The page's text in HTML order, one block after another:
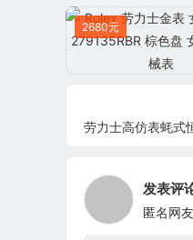
2680元
劳力士高仿表蚝式恒
发表评
匿名网友